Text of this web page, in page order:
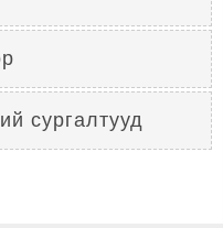
сургалтууд